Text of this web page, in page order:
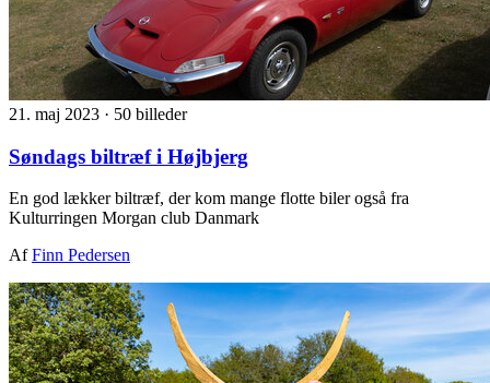
21. maj 2023 · 50 billeder
Søndags biltræf i Højbjerg
En god lækker biltræf, der kom mange flotte biler også fra
Kulturringen Morgan club Danmark
AfFinn Pedersen